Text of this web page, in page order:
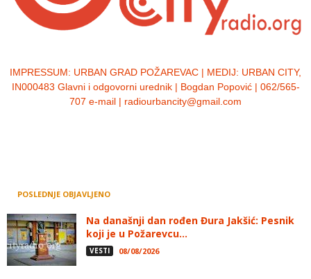
IMPRESSUM: URBAN GRAD POŽAREVAC | MEDIJ: URBAN CITY,
IN000483 Glavni i odgovorni urednik | Bogdan Popović | 062/565-
707 e-mail | radiourbancity@gmail.com
POSLEDNJE OBJAVLJENO
Na današnji dan rođen Đura Jakšić: Pesnik
koji je u Požarevcu...
VESTI 08/08/2026